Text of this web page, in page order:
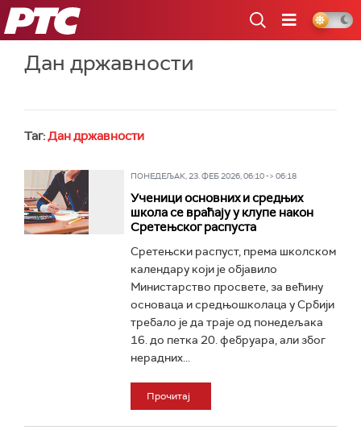
РТС
Дан државности
Таг:Дан државности
ПОНЕДЕЉАК, 23. ФЕБ 2026, 06:10 -> 06:18
Ученици основних и средњих
школа се враћају у клупе након
Сретењског распуста
Сретењски распуст, према школском
календару који је објавило
Министарство просвете, за већину
основаца и средњошколаца у Србији
требало је да траје од понедељака
16. до петка 20. фебруара, али због
нерадних...
Прочитај